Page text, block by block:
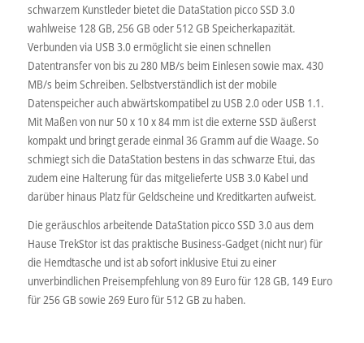
schwarzem Kunstleder bietet die DataStation picco SSD 3.0
wahlweise 128 GB, 256 GB oder 512 GB Speicherkapazität.
Verbunden via USB 3.0 ermöglicht sie einen schnellen
Datentransfer von bis zu 280 MB/s beim Einlesen sowie max. 430
MB/s beim Schreiben. Selbstverständlich ist der mobile
Datenspeicher auch abwärtskompatibel zu USB 2.0 oder USB 1.1.
Mit Maßen von nur 50 x 10 x 84 mm ist die externe SSD äußerst
kompakt und bringt gerade einmal 36 Gramm auf die Waage. So
schmiegt sich die DataStation bestens in das schwarze Etui, das
zudem eine Halterung für das mitgelieferte USB 3.0 Kabel und
darüber hinaus Platz für Geldscheine und Kreditkarten aufweist.
Die geräuschlos arbeitende DataStation picco SSD 3.0 aus dem
Hause TrekStor ist das praktische Business-Gadget (nicht nur) für
die Hemdtasche und ist ab sofort inklusive Etui zu einer
unverbindlichen Preisempfehlung von 89 Euro für 128 GB, 149 Euro
für 256 GB sowie 269 Euro für 512 GB zu haben.